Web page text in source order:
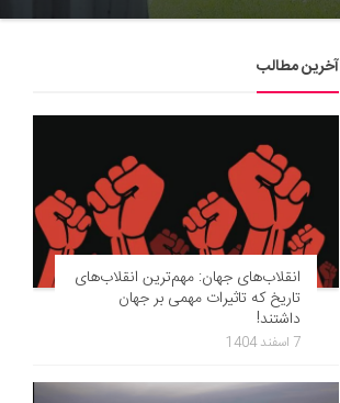
آخرین مطالب
انقلاب‌های جهان: مهم‌ترین انقلاب‌های
تاریخ که تاثیرات مهمی بر جهان
داشتند!
7 اسفند 1404